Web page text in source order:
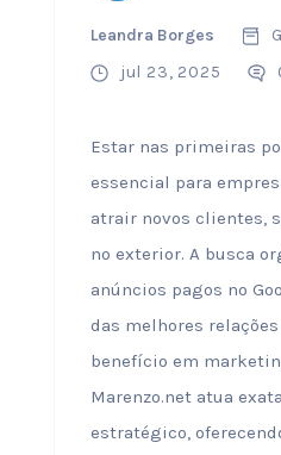
Leandra Borges
jul 23, 2025
Estar nas primeiras
essencial para
atrair novos clientes,
no exterior. A busca
anúncios pagos no
das melhores
benefício em
Marenzo.net atua
estratégico,